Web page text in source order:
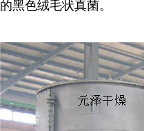
的黑色绒毛状真菌。